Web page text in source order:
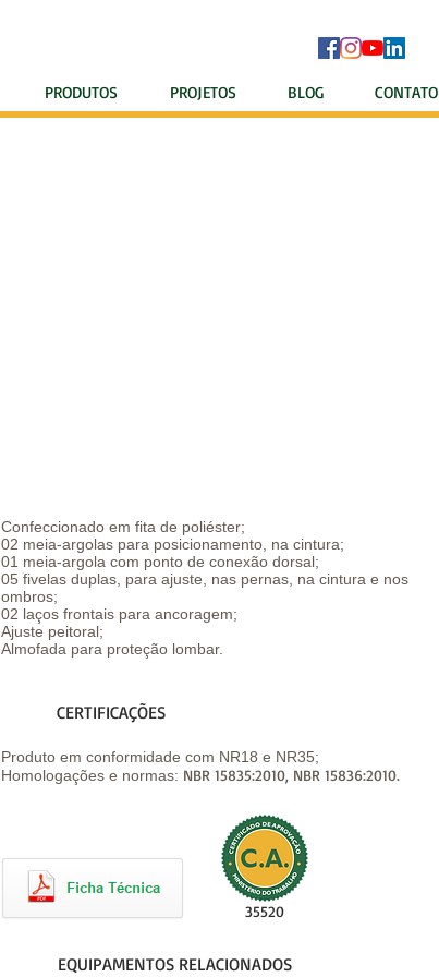
PRODUTOS PROJETOS BLOG CONTATO
CERTIFICAÇÕES
Produto em conformidade com NR18 e NR35;
Homologações e normas: NBR 15835:2010, NBR 15836:2010.
Confeccionado em fita de poliéster;
02 meia-argolas para posicionamento, na cintura;
01 meia-argola com ponto de conexão dorsal;
05 fivelas duplas, para ajuste, nas pernas, na cintura e nos
ombros;
02 laços frontais para ancoragem;
Ajuste peitoral;
Almofada para proteção lombar.
35520
EQUIPAMENTOS RELACIONADOS